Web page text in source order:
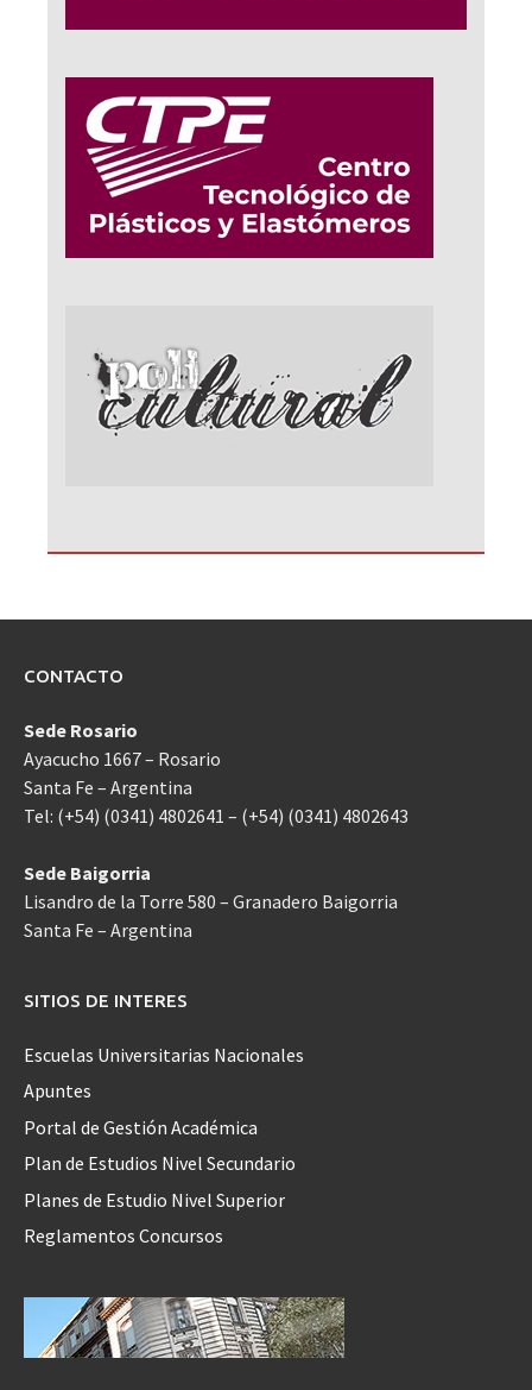
CONTACTO
Sede Rosario
Ayacucho 1667 – Rosario
Santa Fe – Argentina
Tel: (+54) (0341) 4802641 – (+54) (0341) 4802643
Sede Baigorria
Lisandro de la Torre 580 – Granadero Baigorria
Santa Fe – Argentina
SITIOS DE INTERES
Escuelas Universitarias Nacionales
Apuntes
Portal de Gestión Académica
Plan de Estudios Nivel Secundario
Planes de Estudio Nivel Superior
Reglamentos Concursos